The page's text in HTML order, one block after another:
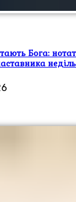
Бога: